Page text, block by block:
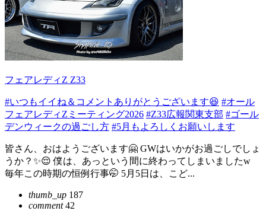
フェアレディZ Z33
#いつもイイね＆コメントありがとうございます😆 #オール
フェアレディZミーティング2026 #Z33広報関東支部 #ゴール
デンウィークの過ごし方 #5月もよろしくお願いします
皆さん、おはようございます🤗 GWはいかがお過ごしでしょ
うか？✨😌 僕は、あっという間に終わってしまいましたw
毎年この時期の恒例行事🤭 5月5日は、こど...
thumb_up 187
comment42